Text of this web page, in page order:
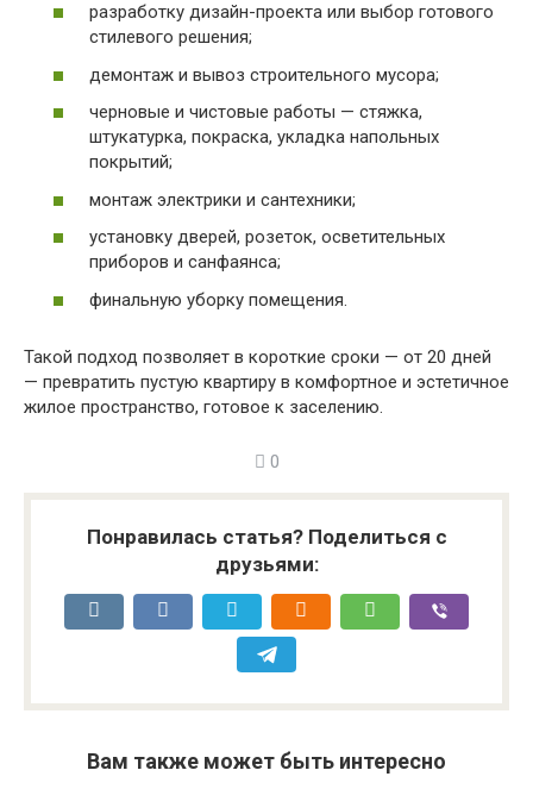
разработку дизайн-проекта или выбор готового
стилевого решения;
демонтаж и вывоз строительного мусора;
черновые и чистовые работы — стяжка,
штукатурка, покраска, укладка напольных
покрытий;
монтаж электрики и сантехники;
установку дверей, розеток, осветительных
приборов и санфаянса;
финальную уборку помещения.
Такой подход позволяет в короткие сроки — от 20 дней
— превратить пустую квартиру в комфортное и эстетичное
жилое пространство, готовое к заселению.
0
Понравилась статья? Поделиться с
друзьями:
Вам также может быть интересно